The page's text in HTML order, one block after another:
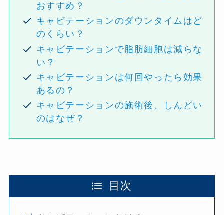
おすすめ？
キャビテーションのダウンタイムはど
のくらい？
キャビテーションで脂肪細胞は減らな
い？
キャビテーションは何回やったら効果
あるの？
キャビテーションの施術後、しんどい
のはなぜ？
目次